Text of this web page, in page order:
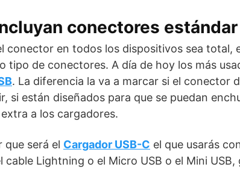
conectores estándar
conector en todos los dispositivos sea total,
tipo de conectores. A día de hoy los más
. La diferencia la va a marcar si el conector
si están diseñados para que se puedan
a los cargadores.
será el Cargador USB-C el que usarás
Lightning o el Micro USB o el Mini USB,